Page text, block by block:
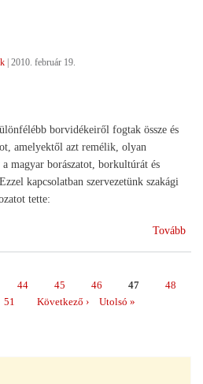
| 2010. február 19.
borvidékeiről fogtak össze és
amelyektől azt remélik, olyan
magyar borászatot, borkultúrát és
kapcsolatban szervezetünk szakági
tette:
Tovább
Page
44 Page
45 Page
46 Page
47 Page
48
Page
51
Következő
Következő ›
Utolsó
Utolsó »